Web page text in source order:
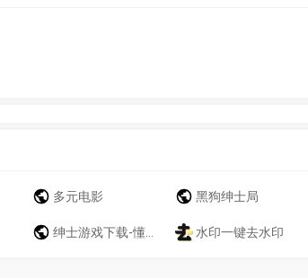
多元电影 黑狗绅士局
绅士游戏下载-懂你的成人游戏库-18Rgame 水印一键去水印